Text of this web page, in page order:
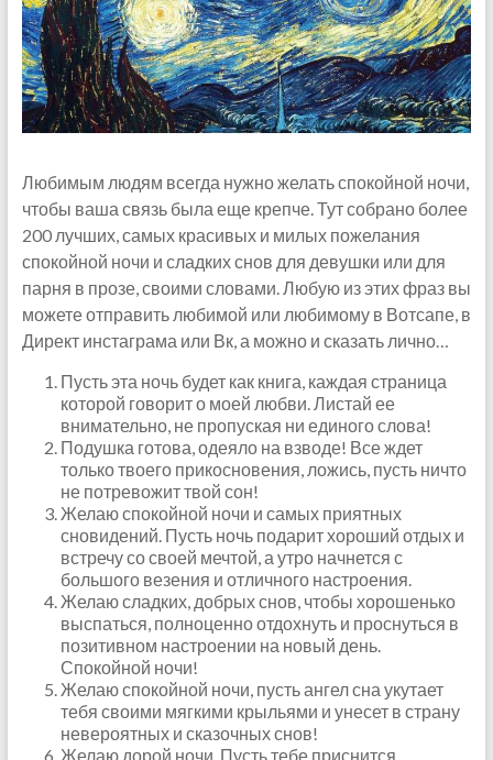
Любимым людям всегда нужно желать спокойной ночи,
чтобы ваша связь была еще крепче. Тут собрано более
200 лучших, самых красивых и милых пожелания
спокойной ночи и сладких снов для девушки или для
парня в прозе, своими словами. Любую из этих фраз вы
можете отправить любимой или любимому в Вотсапе, в
Директ инстаграма или Вк, а можно и сказать лично…
Пусть эта ночь будет как книга, каждая страница
которой говорит о моей любви. Листай ее
внимательно, не пропуская ни единого слова!
Подушка готова, одеяло на взводе! Все ждет
только твоего прикосновения, ложись, пусть ничто
не потревожит твой сон!
Желаю спокойной ночи и самых приятных
сновидений. Пусть ночь подарит хороший отдых и
встречу со своей мечтой, а утро начнется с
большого везения и отличного настроения.
Желаю сладких, добрых снов, чтобы хорошенько
выспаться, полноценно отдохнуть и проснуться в
позитивном настроении на новый день.
Спокойной ночи!
Желаю спокойной ночи, пусть ангел сна укутает
тебя своими мягкими крыльями и унесет в страну
невероятных и сказочных снов!
Желаю дорой ночи. Пусть тебе приснится